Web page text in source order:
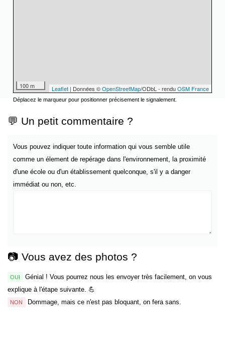
100 m Leaflet | Données ©OpenStreetMap/ODbL - renduOSM France
Déplacez le marqueur pour positionner précisement le signalement.
💬 Un petit commentaire ?
Vous pouvez indiquer toute information qui vous semble utile
comme un élement de repérage dans l'environnement, la proximité
d'une école ou d'un établissement quelconque, s'il y a danger
immédiat ou non, etc.
📷 Vous avez des photos ?
OUI
Génial ! Vous pourrez nous les envoyer très facilement, on vous
explique à l'étape suivante. 💪
NON Dommage, mais ce n'est pas bloquant, on fera sans.